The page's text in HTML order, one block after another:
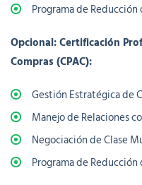
Programa de Reducción
Opcional: Certificación
Compras (CPAC):
Gestión Estratégica de
Manejo de Relaciones
Negociación de Clase
Programa de Reducción